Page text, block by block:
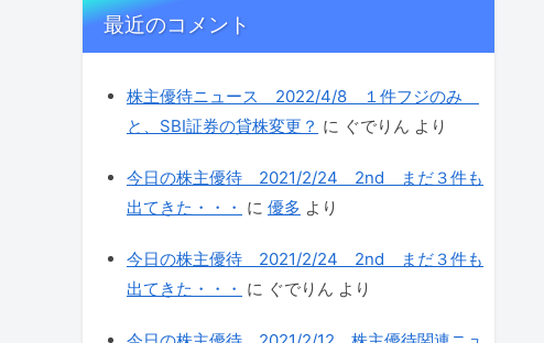
最近のコメント
株主優待ニュース 2022/4/8 １件フジのみ
と、SBI証券の貸株変更？ に ぐでりん より
今日の株主優待 2021/2/24 2nd まだ３件も
出てきた・・・ に 優多 より
今日の株主優待 2021/2/24 2nd まだ３件も
出てきた・・・ に ぐでりん より